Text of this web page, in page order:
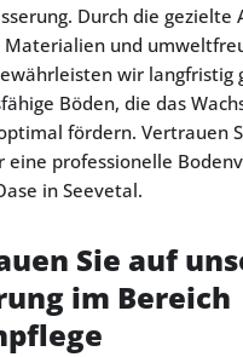
Durch die gezielte
Materialien und
wir langfristig
Böden, die das
fördern. Vertrauen
eine professionelle
in Seevetal.
Sie auf
im Bereich